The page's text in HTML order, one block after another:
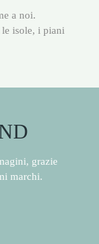
a noi.
isole, i piani
grazie
marchi.